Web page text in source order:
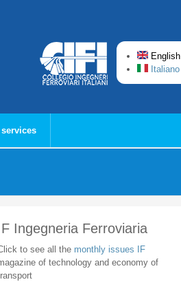
English
Italiano
Ingegneria Ferroviaria
to see all the monthly issues IF
of technology and economy of